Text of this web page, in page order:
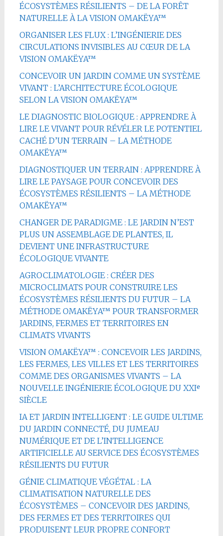
ÉCOSYSTÈMES RÉSILIENTS – DE LA FORÊT
NATURELLE À LA VISION OMAKËYA™
ORGANISER LES FLUX : L’INGÉNIERIE DES
CIRCULATIONS INVISIBLES AU CŒUR DE LA
VISION OMAKËYA™
CONCEVOIR UN JARDIN COMME UN SYSTÈME
VIVANT : L’ARCHITECTURE ÉCOLOGIQUE
SELON LA VISION OMAKËYA™
LE DIAGNOSTIC BIOLOGIQUE : APPRENDRE À
LIRE LE VIVANT POUR RÉVÉLER LE POTENTIEL
CACHÉ D’UN TERRAIN – LA MÉTHODE
OMAKËYA™
DIAGNOSTIQUER UN TERRAIN : APPRENDRE À
LIRE LE PAYSAGE POUR CONCEVOIR DES
ÉCOSYSTÈMES RÉSILIENTS – LA MÉTHODE
OMAKËYA™
CHANGER DE PARADIGME : LE JARDIN N’EST
PLUS UN ASSEMBLAGE DE PLANTES, IL
DEVIENT UNE INFRASTRUCTURE
ÉCOLOGIQUE VIVANTE
AGROCLIMATOLOGIE : CRÉER DES
MICROCLIMATS POUR CONSTRUIRE LES
ÉCOSYSTÈMES RÉSILIENTS DU FUTUR – LA
MÉTHODE OMAKËYA™ POUR TRANSFORMER
JARDINS, FERMES ET TERRITOIRES EN
CLIMATS VIVANTS
VISION OMAKËYA™ : CONCEVOIR LES JARDINS,
LES FERMES, LES VILLES ET LES TERRITOIRES
COMME DES ORGANISMES VIVANTS – LA
NOUVELLE INGÉNIERIE ÉCOLOGIQUE DU XXIᵉ
SIÈCLE
IA ET JARDIN INTELLIGENT : LE GUIDE ULTIME
DU JARDIN CONNECTÉ, DU JUMEAU
NUMÉRIQUE ET DE L’INTELLIGENCE
ARTIFICIELLE AU SERVICE DES ÉCOSYSTÈMES
RÉSILIENTS DU FUTUR
GÉNIE CLIMATIQUE VÉGÉTAL : LA
CLIMATISATION NATURELLE DES
ÉCOSYSTÈMES – CONCEVOIR DES JARDINS,
DES FERMES ET DES TERRITOIRES QUI
PRODUISENT LEUR PROPRE CONFORT